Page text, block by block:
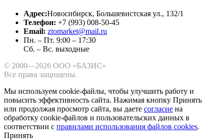
Адрес:Новосибирск, Большевистская ул., 132/1
Телефон: +7 (993) 008-50-45
Email: ztomarket@mail.ru
Пн. – Пт. 9:00 – 17:30
Сб. – Вс. выходные
© 2000—2026 ООО «БАЗИС»
Все права защищены.
Мы используем cookie-файлы, чтобы улучшить работу и
повысить эффективность сайта. Нажимая кнопку Принять
или продолжая просмотр сайта, вы даете согласие на
обработку cookie-файлов и пользовательских данных в
соответствии с правилами использования файлов cookies.
Принять